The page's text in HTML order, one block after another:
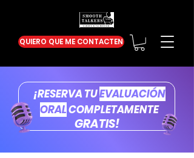
QUIERO QUE ME CONTACTEN
¡RESERVA TUEVALUACIÓN
ORALCOMPLETAMENTE
GRATIS!